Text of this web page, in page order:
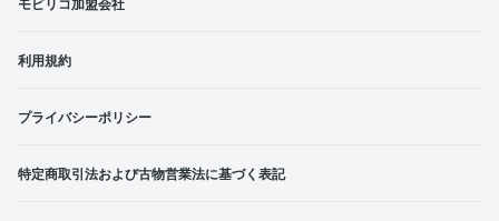
利用規約
プライバシーポリシー
特定商取引法および古物営業法に基づく表記